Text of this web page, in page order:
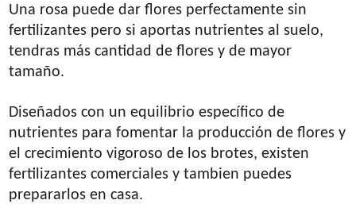
Una rosa puede dar flores perfectamente sin
fertilizantes pero si aportas nutrientes al suelo,
tendras más cantidad de flores y de mayor
tamaño.
Diseñados con un equilibrio específico de
nutrientes para fomentar la producción de flores y
el crecimiento vigoroso de los brotes, existen
fertilizantes comerciales y tambien puedes
prepararlos en casa.